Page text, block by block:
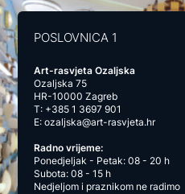
POSLOVNICA 1
Art-rasvjeta Ozaljska
Ozaljska 75
HR-10000 Zagreb
T: +385 1 3697 901
E:ozaljska@art-rasvjeta.hr
Radno vrijeme:
Ponedjeljak - Petak: 08 - 20 h
Subota: 08 - 15 h
Nedjeljom i praznikom ne radimo